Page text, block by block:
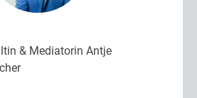
& Mediatorin Antje